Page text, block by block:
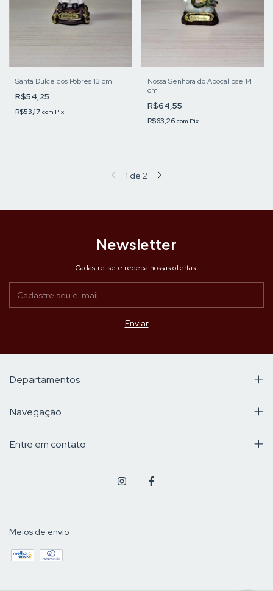
Santa Dulce dos Pobres 13 cm
R$54,25
R$53,17 com Pix
Nossa Senhora do Apocalipse 14
cm
R$64,55
R$63,26 com Pix
1 de 2
Newsletter
Cadastre-se e receba nossas ofertas.
Departamentos
Navegação
Entre em contato
Meios de envio